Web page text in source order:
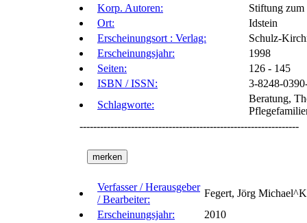
Korp. Autoren:
Stiftung zum
Ort:
Idstein
Erscheinungsort : Verlag:
Schulz-
Erscheinungsjahr:
1998
Seiten:
126 - 145
ISBN / ISSN:
3-8248-
Schlagworte:
Beratung,
----------------------------------------------------------------
Verfasser / Herausgeber
/ Bearbeiter:
Fegert, Jörg
Erscheinungsjahr:
2010